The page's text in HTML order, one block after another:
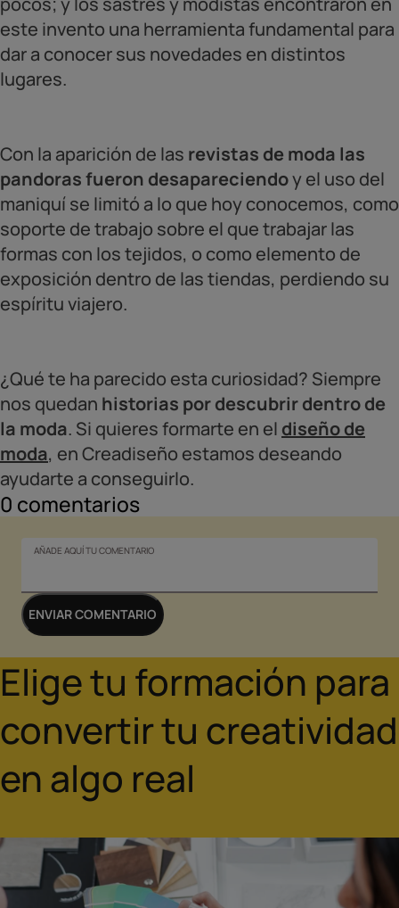
este invento una herramienta fundamental para
dar a conocer sus novedades en distintos
lugares.
Con la aparición de las revistas de moda las
pandoras fueron desapareciendoy el uso del
maniquí se limitó a lo que hoy conocemos, como
soporte de trabajo sobre el que trabajar las
formas con los tejidos, o como elemento de
exposición dentro de las tiendas, perdiendo su
espíritu viajero.
¿Qué te ha parecido esta curiosidad? Siempre
nos quedan historias por descubrir dentro de
la moda. Si quieres formarte en el diseño de
moda, en Creadiseño estamos deseando
ayudarte a conseguirlo.
0 comentarios
AÑADE AQUÍ TU COMENTARIO
ENVIAR COMENTARIO
Elige tu formación para
convertir tu creatividad
en algo real